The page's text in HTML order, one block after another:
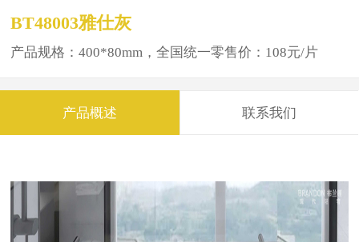
BT48003雅仕灰
产品规格：400*80mm，全国统一零售价：108元/片
产品概述 联系我们